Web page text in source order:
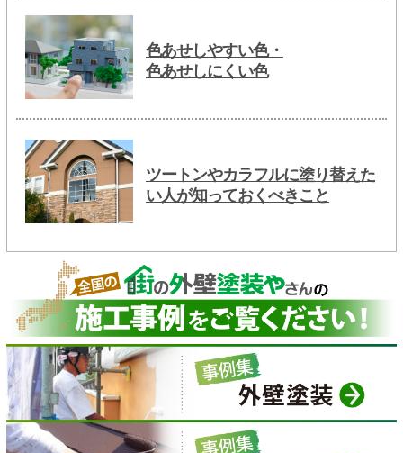
色あせしやすい色・
色あせしにくい色
ツートンやカラフルに塗り替えた
い人が知っておくべきこと